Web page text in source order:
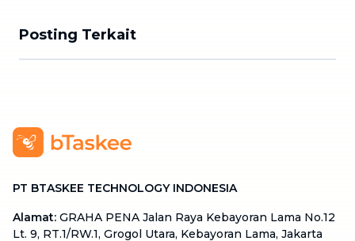
Posting Terkait
PT BTASKEE TECHNOLOGY INDONESIA
Alamat: GRAHA PENA Jalan Raya Kebayoran Lama No.12
Lt. 9, RT.1/RW.1, Grogol Utara, Kebayoran Lama, Jakarta